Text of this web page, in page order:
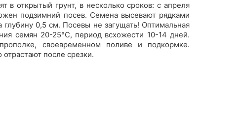
в открытый грунт, в несколько сроков: с апреля
подзимний посев. Семена высевают рядками
глубину 0,5 см. Посевы не загущать! Оптимальная
семян 20-25°C, период всхожести 10-14 дней.
своевременном поливе и подкормке.
после срезки.